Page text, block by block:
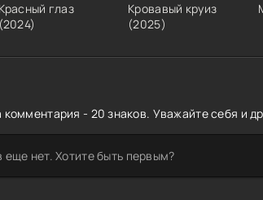
Красный глаз
(2024)
Кровавый круиз
(2025)
- 20 знаков. Уважайте себя и
нет. Хотите быть первым?